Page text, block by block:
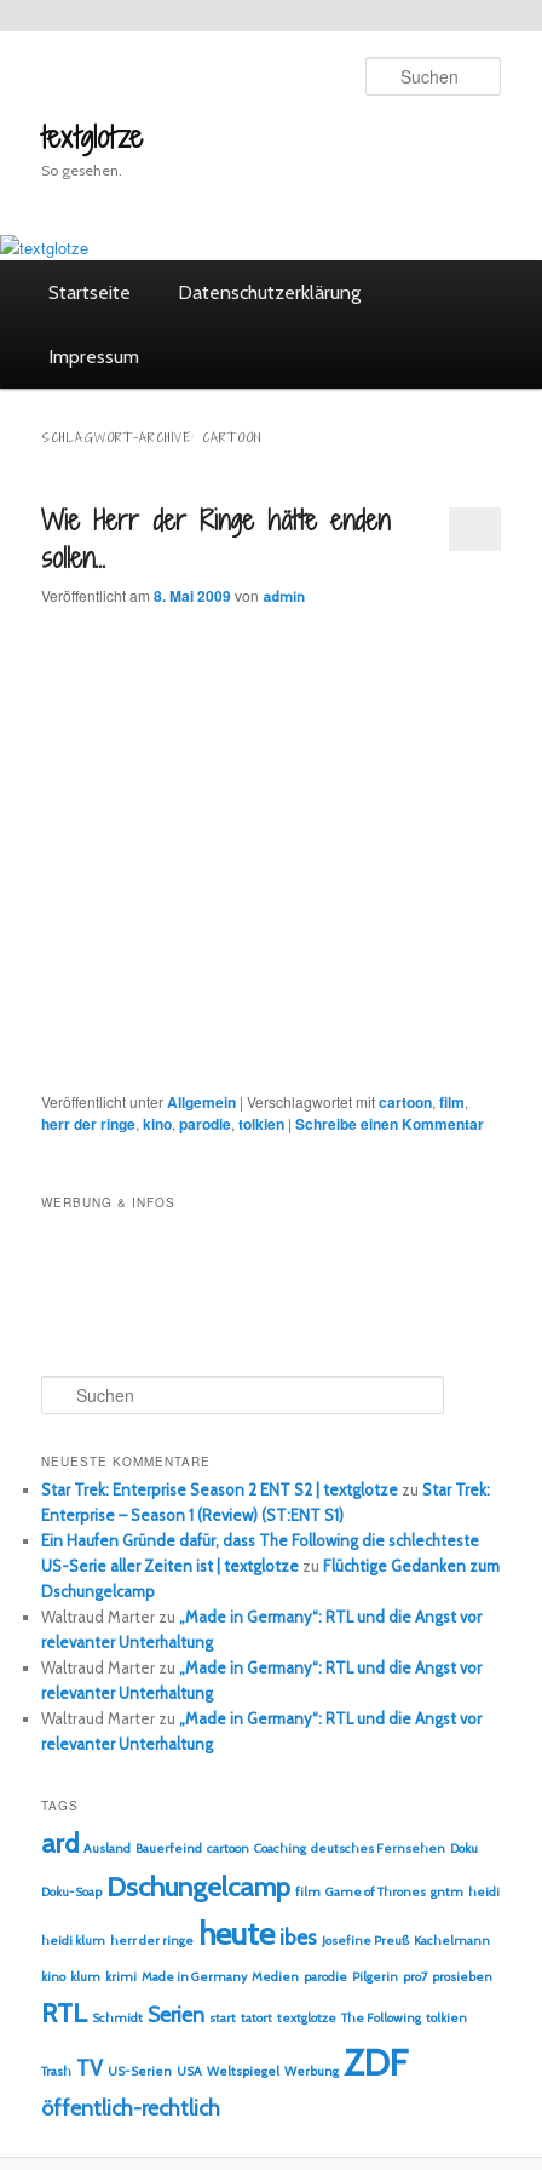
wechselntextglotze
So gesehen.
Startseite
Datenschutzerklärung
Impressum
SCHLAGWORT-ARCHIVE: CARTOON
Wie Herr der Ringe hätte enden
sollen…
Veröffentlicht am8. Mai 2009von admin
Veröffentlicht unterAllgemein |Verschlagwortet mitcartoon,film,
herr der ringe,kino,parodie,tolkien |Schreibe einen Kommentar
WERBUNG & INFOS
u
h
e
n
NEUESTE KOMMENTARE
Star Trek: Enterprise Season 2 ENT S2 | textglotze zuStar Trek:
Enterprise – Season 1 (Review) (ST:ENT S1)
Ein Haufen Gründe dafür, dass The Following die schlechteste
US-Serie aller Zeiten ist | textglotze zu Flüchtige Gedanken zum
Dschungelcamp
Waltraud Marter zu„Made in Germany“: RTL und die Angst vor
relevanter Unterhaltung
Waltraud Marter zu„Made in Germany“: RTL und die Angst vor
relevanter Unterhaltung
Waltraud Marter zu„Made in Germany“: RTL und die Angst vor
relevanter Unterhaltung
TAGS
ard Ausland Bauerfeind cartoon Coaching deutsches Fernsehen Doku
Doku-Soap Dschungelcamp film Game of Thrones gntm heidi
heidi klum herr der ringe heute ibes Josefine Preuß Kachelmann
kino klum krimi Made in Germany Medien parodie Pilgerin pro7 prosieben
RTL Schmidt Serien start tatort textglotze The Following tolkien
Trash TV US-Serien USA Weltspiegel Werbung ZDF
öffentlich-rechtlich